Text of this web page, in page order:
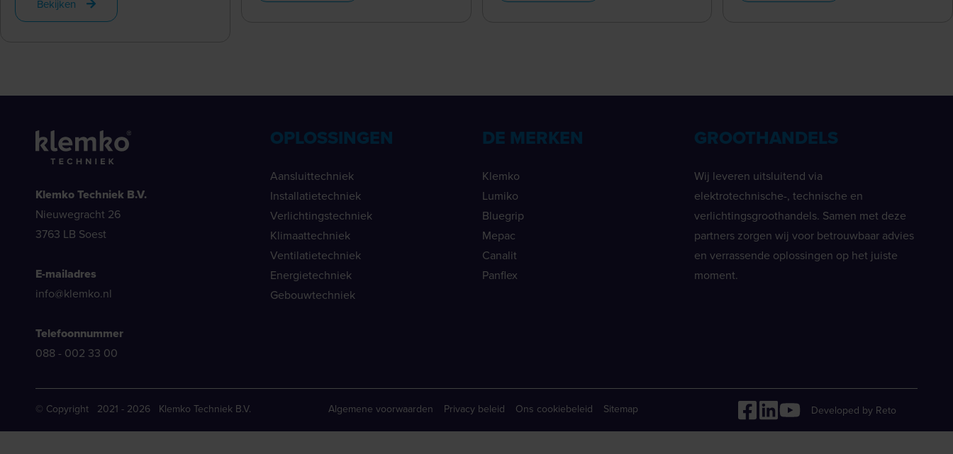
Bekijken
Klemko Techniek B.V.
Nieuwegracht 26
3763 LB Soest
E-mailadres
info@klemko.nl
Telefoonnummer
088 - 002 33 00
OPLOSSINGEN
Aansluittechniek
Installatietechniek
Verlichtingstechniek
Klimaattechniek
Ventilatietechniek
Energietechniek
Gebouwtechniek
DE MERKEN
Klemko
Lumiko
Bluegrip
Mepac
Canalit
Panflex
GROOTHANDELS
Wij leveren uitsluitend via
elektrotechnische-, technische en
verlichtingsgroothandels. Samen met deze
partners zorgen wij voor betrouwbaar advies
en verrassende oplossingen op het juiste
moment.
© Copyright 2021 - 2026 Klemko Techniek B.V. Algemene voorwaarden Privacy beleid Ons cookiebeleid Sitemap Developed by Reto